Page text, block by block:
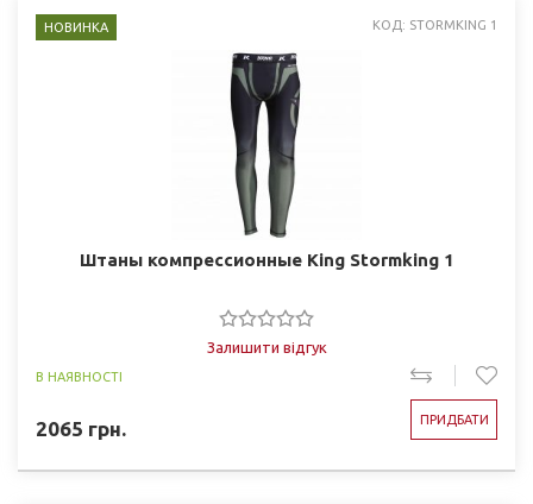
НОВИНКА КОД: STORMKING 1
Штаны компрессионные King Stormking 1
Залишити відгук
В НАЯВНОСТІ
2065 грн. ПРИДБАТИ